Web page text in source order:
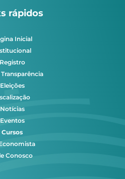
rápidos
Inicial
Registro
Eleições
Notícias
Eventos
Cursos
Conosco